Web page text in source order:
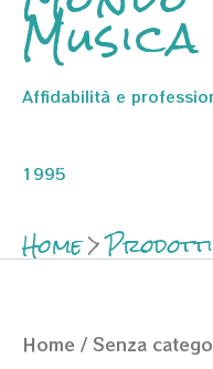
Musica
Affidabilità e
1995
Home Prodotti
Home / Senza